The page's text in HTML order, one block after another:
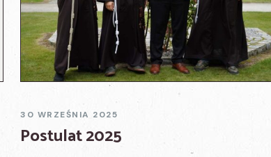
30 WRZEŚNIA 2025
Postulat 2025